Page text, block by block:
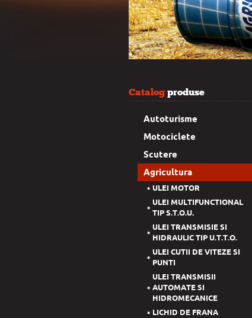
Catalog produse
Autoturisme
Motociclete
Scutere
Agricultura
ULEI MOTOR
ULEI MULTIFUNCTIONAL
TIP S.T.O.U.
ULEI TRANSMISIE SI
HIDRAULIC TIP U.T.T.O.
ULEI CUTII DE VITEZE SI
PUNTI
ULEI TRANSMISII
AUTOMATE SI
HIDROMECANICE
LICHID DE FRANA